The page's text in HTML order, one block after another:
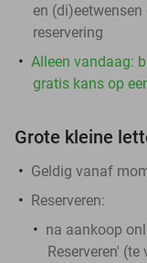
en
reservering
Alleen vandaag:
gratis kans op
Grote kleine
Geldig vanaf
Reserveren:
na aankoop
Reserveren'